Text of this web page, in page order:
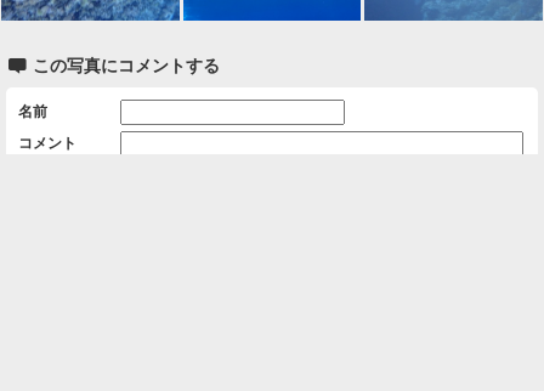
 この写真にコメントする
名前
コメント